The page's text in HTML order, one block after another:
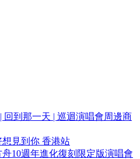
| 回到那一天 | 巡迴演唱會周邊商
想見到你 香港站
舟10週年進化復刻限定版演唱會